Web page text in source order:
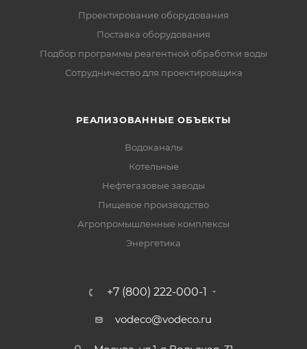
Проектирование оборудования
Поставка оборудования
Подбор программы реагентной обработки воды
Сотрудничество для проектировщика
РЕАЛИЗОВАННЫЕ ОБЪЕКТЫ
Водоканалы
Котельные
Нефтегазовые заводы
Пищевое производство
Агропромышленные комплексы
Энергетика
+7 (800) 222-000-1
vodeco@vodeco.ru